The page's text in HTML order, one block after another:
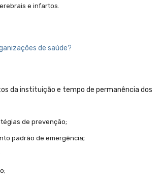
e infartos.
de saúde?
da instituição e tempo de permanência dos
de prevenção;
padrão de emergência;